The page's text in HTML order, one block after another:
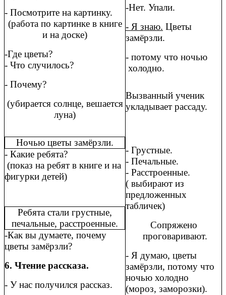
- Посмотрите на картинку.
(работа по картинке в книге
и на доске)
-Где цветы?
- Что случилось?
- Почему?
(убирается солнце, вешается
луна)
Ночью цветы замёрзли.
- Какие ребята?
(показ на ребят в книге и на
фигурки детей)
Ребята стали грустные,
печальные, расстроенные.
-Как вы думаете, почему
цветы замёрзли?
6. Чтение рассказа.
- У нас получился рассказ.
-Нет. Упали.
- Я знаю. Цветы
замёрзли.
- потому что ночью
холодно.
Вызванный ученик
укладывает рассаду.
- Грустные.
- Печальные.
- Расстроенные.
( выбирают из
предложенных
табличек)
Сопряжено
проговаривают.
- Я думаю, цветы
замёрзли, потому что
ночью холодно
(мороз, заморозки).